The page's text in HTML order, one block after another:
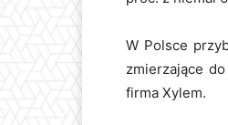
W Polsce
zmierzające
firma Xylem.